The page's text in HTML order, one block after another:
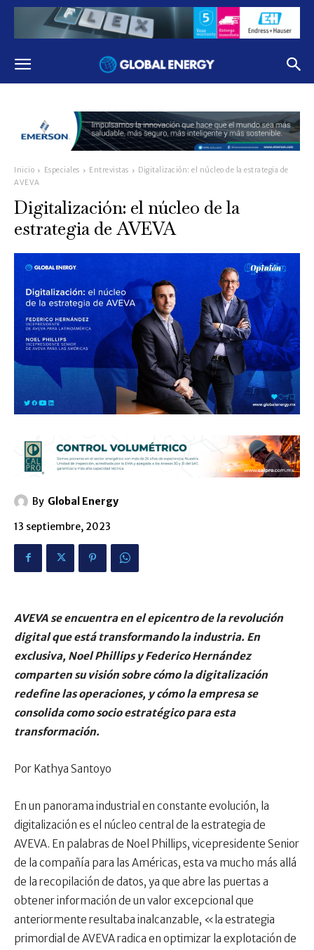
Inicio Especiales Entrevistas
Digitalización: el núcleo de la estrategia de
AVEVA
Digitalización: el núcleo de la
estrategia de AVEVA
By Global Energy
13 septiembre, 2023
AVEVA se encuentra en el epicentro de la revolución
digital que está transformando la industria. En
exclusiva, Noel Phillips y Federico Hernández
comparten su visión sobre cómo la digitalización
redefine las operaciones, y cómo la empresa se
consolida como socio estratégico para esta
transformación.
Por Kathya Santoyo
En un panorama industrial en constante evolución, la
digitalización es el núcleo central de la estrategia de
AVEVA. En palabras de Noel Phillips, vicepresidente Senior
de la compañía para las Américas, esta va mucho más allá
de la recopilación de datos, ya que abre las puertas a
obtener información de un valor excepcional que
anteriormente resultaba inalcanzable, «la estrategia
primordial de AVEVA radica en optimizar la explotación de